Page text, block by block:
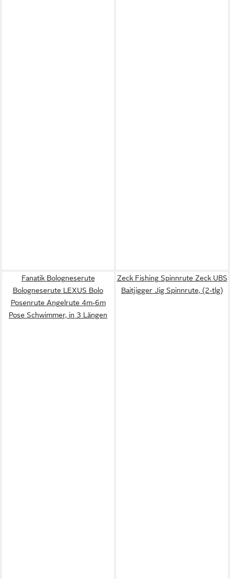
Fanatik Bologneserute
Bologneserute LEXUS Bolo
Posenrute Angelrute 4m-6m
Pose Schwimmer, in 3 Längen
Zeck Fishing Spinnrute Zeck UBS
Baitjigger Jig Spinnrute, (2-tlg)